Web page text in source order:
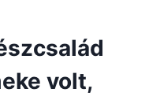
volt,